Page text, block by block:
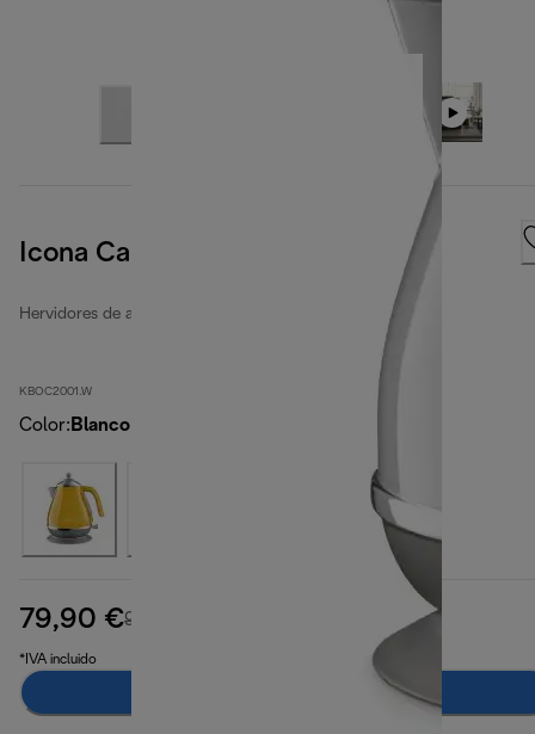
Icona Capitals Sidney White
Hervidores de agua Icona Capitals
KBOC2001.W
Color: Blanco
79,90 €99,90 €
*IVA incluido